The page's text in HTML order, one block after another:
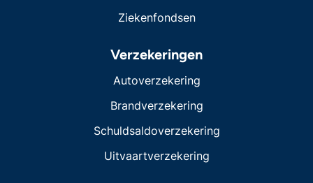
Ziekenfondsen
Verzekeringen
Autoverzekering
Brandverzekering
Schuldsaldoverzekering
Uitvaartverzekering